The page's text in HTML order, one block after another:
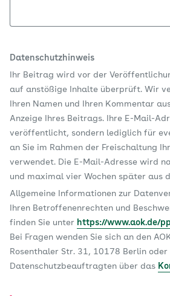
Datenschutzhinweis
Ihr Beitrag wird vor der
auf anstößige Inhalte überprüft. Wir
Ihren Namen und Ihren Kommentar
Anzeige Ihres Beitrags. Ihre E-Mail-
veröffentlicht, sondern lediglich für
an Sie im Rahmen der Freischaltung
verwendet. Die E-Mail-Adresse wird
und maximal vier Wochen später aus
Allgemeine Informationen zur
Ihren Betroffenenrechten und
finden Sie unter https://www.aok.de/
Bei Fragen wenden Sie sich an den
Rosenthaler Str. 31, 10178 Berlin oder
Datenschutzbeauftragten über das